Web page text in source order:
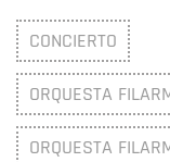
CONCIERTO
ORQUESTA
ORQUESTA